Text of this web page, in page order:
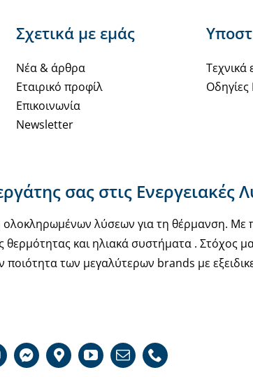
Σχετικά με εμάς
Νέα & άρθρα
Εταιρικό προφίλ
Επικοινωνία
Newsletter
Τεχνικά
σας στις Ενεργειακές
ολοκληρωμένων λύσεων για τη θέρμανση. Με
και ηλιακά συστήματα . Στόχος
των μεγαλύτερων brands με